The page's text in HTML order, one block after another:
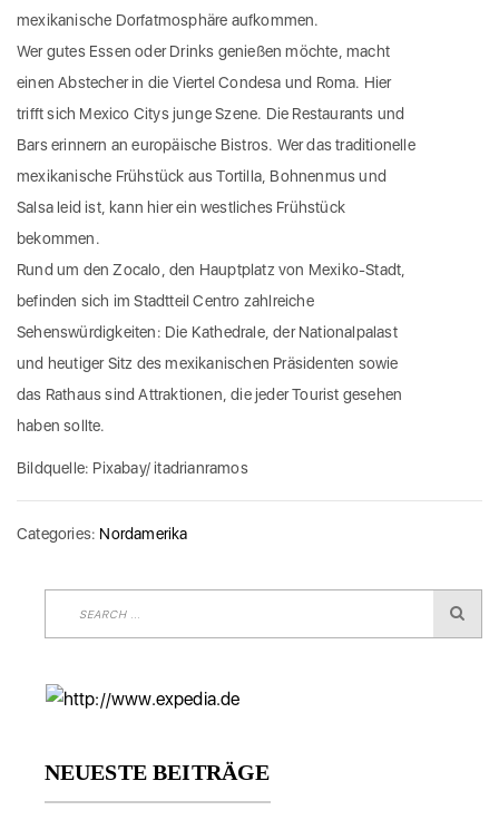
mexikanische Dorfatmosphäre aufkommen.
Wer gutes Essen oder Drinks genießen möchte, macht
einen Abstecher in die Viertel Condesa und Roma. Hier
trifft sich Mexico Citys junge Szene. Die Restaurants und
Bars erinnern an europäische Bistros. Wer das traditionelle
mexikanische Frühstück aus Tortilla, Bohnenmus und
Salsa leid ist, kann hier ein westliches Frühstück
bekommen.
Rund um den Zocalo, den Hauptplatz von Mexiko-Stadt,
befinden sich im Stadtteil Centro zahlreiche
Sehenswürdigkeiten: Die Kathedrale, der Nationalpalast
und heutiger Sitz des mexikanischen Präsidenten sowie
das Rathaus sind Attraktionen, die jeder Tourist gesehen
haben sollte.
Bildquelle: Pixabay/ itadrianramos
Categories: Nordamerika
NEUESTE BEITRÄGE